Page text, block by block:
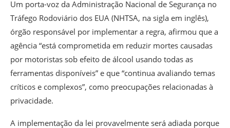
Um porta-voz da Administração Nacional de Segurança no
Tráfego Rodoviário dos EUA (NHTSA, na sigla em inglês),
órgão responsável por implementar a regra, afirmou que a
agência “está comprometida em reduzir mortes causadas
por motoristas sob efeito de álcool usando todas as
ferramentas disponíveis” e que “continua avaliando temas
críticos e complexos”, como preocupações relacionadas à
privacidade.
A implementação da lei provavelmente será adiada porque